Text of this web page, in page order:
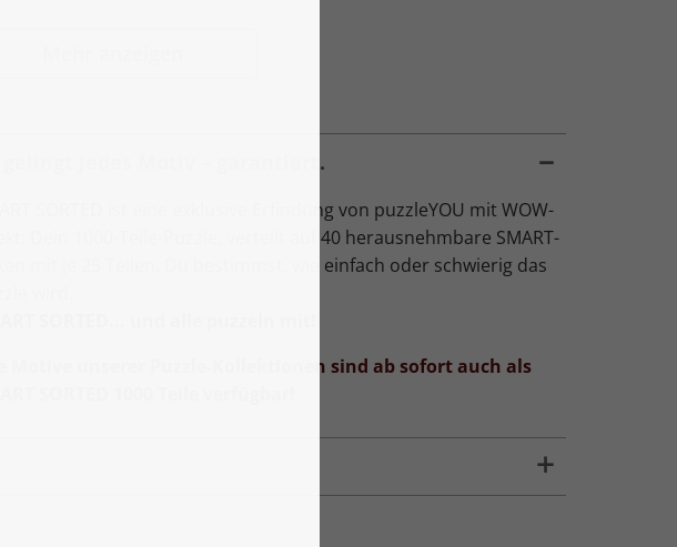
gelingt jedes Motiv – garantiert.
SORTED ist eine exklusive Erfindung von puzzleYOU mit WOW-
Dein 1000-Teile-Puzzle, verteilt auf 40 herausnehmbare SMART-
mit je 25 Teilen. Du bestimmst, wie einfach oder schwierig das
Motive unserer Puzzle-Kollektionen sind ab sofort auch als